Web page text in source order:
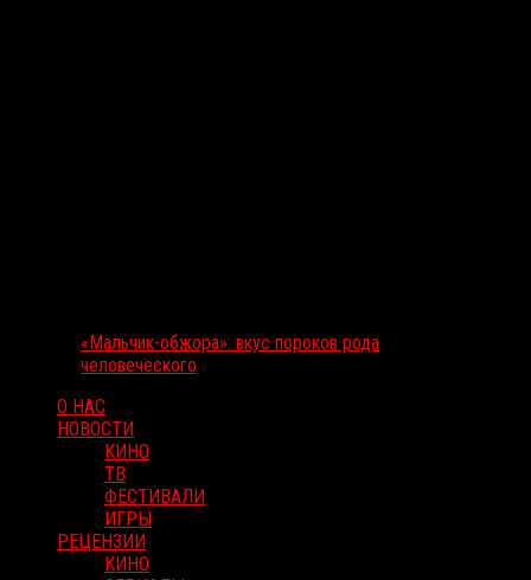
«Мальчик-обжора»: вкус пороков рода
человеческого
О НАС
НОВОСТИ
КИНО
ТВ
ФЕСТИВАЛИ
ИГРЫ
РЕЦЕНЗИИ
КИНО